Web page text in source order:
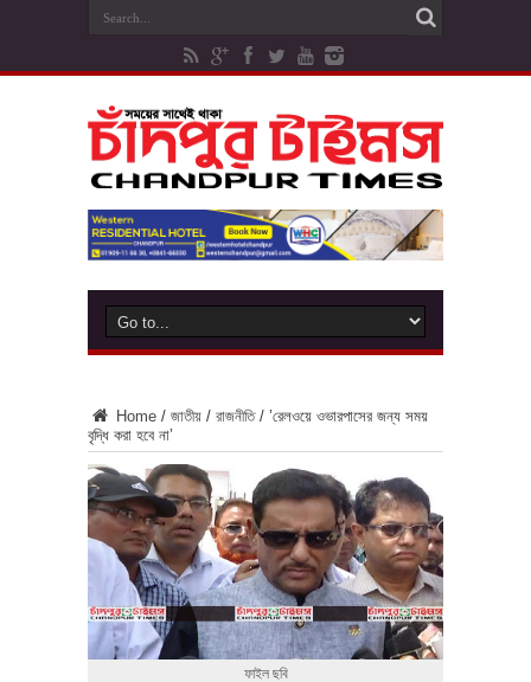
Home / জাতীয় / রাজনীতি / ’রেলওয়ে ওভারপাসের জন্য সময়
বৃদ্ধি করা হবে না’
ফাইল ছবি